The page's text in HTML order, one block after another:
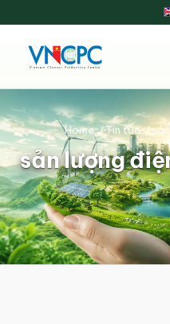
sản lượng
Home /Tin tức /